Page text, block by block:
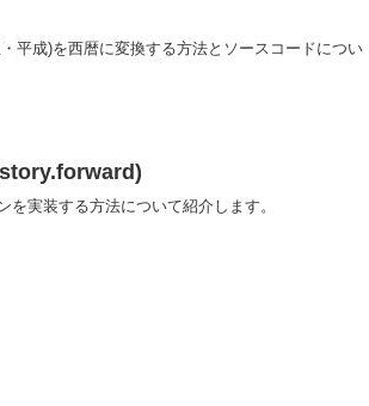
平成)を西暦に変換する方法とソースコードについ
実装する方法について紹介します。